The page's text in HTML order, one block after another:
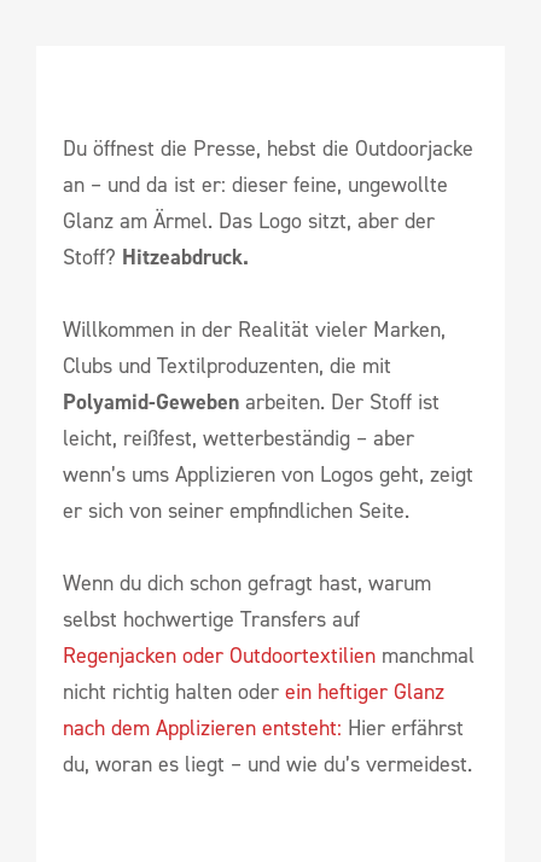
Du öffnest die Presse, hebst die Outdoorjacke
an – und da ist er: dieser feine, ungewollte
Glanz am Ärmel. Das Logo sitzt, aber der
Stoff? Hitzeabdruck.
Willkommen in der Realität vieler Marken,
Clubs und Textilproduzenten, die mit
Polyamid-Geweben arbeiten. Der Stoff ist
leicht, reißfest, wetterbeständig – aber
wenn’s ums Applizieren von Logos geht, zeigt
er sich von seiner empfindlichen Seite.
Wenn du dich schon gefragt hast, warum
selbst hochwertige Transfers auf
Regenjacken oder Outdoortextilien manchmal
nicht richtig halten oder ein heftiger Glanz
nach dem Applizieren entsteht: Hier erfährst
du, woran es liegt – und wie du’s vermeidest.